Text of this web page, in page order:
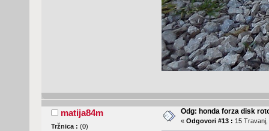
matija84m
Tržnica : (0)
Odg: honda forza disk
« Odgovori #13 : 15